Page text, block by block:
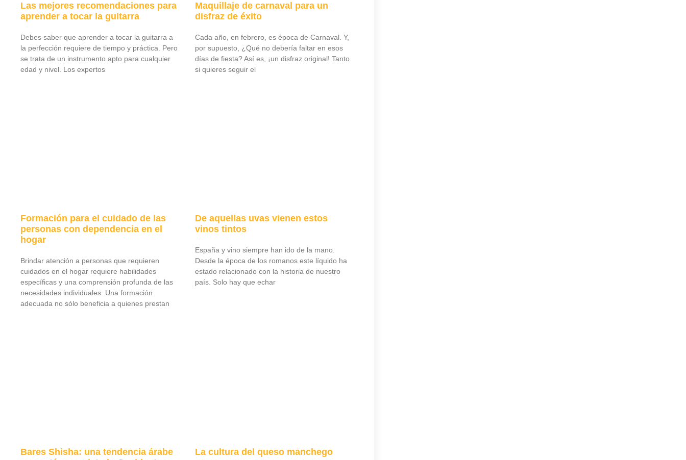
Las mejores recomendaciones para
aprender a tocar la guitarra
Debes saber que aprender a tocar la guitarra a
la perfección requiere de tiempo y práctica. Pero
se trata de un instrumento apto para cualquier
edad y nivel. Los expertos
Maquillaje de carnaval para un
disfraz de éxito
Cada año, en febrero, es época de Carnaval. Y,
por supuesto, ¿Qué no debería faltar en esos
días de fiesta? Así es, ¡un disfraz original! Tanto
si quieres seguir el
Formación para el cuidado de las
personas con dependencia en el
hogar
Brindar atención a personas que requieren
cuidados en el hogar requiere habilidades
específicas y una comprensión profunda de las
necesidades individuales. Una formación
adecuada no sólo beneficia a quienes prestan
De aquellas uvas vienen estos
vinos tintos
España y vino siempre han ido de la mano.
Desde la época de los romanos este líquido ha
estado relacionado con la historia de nuestro
país. Solo hay que echar
Bares Shisha: una tendencia árabe
La cultura del queso manchego